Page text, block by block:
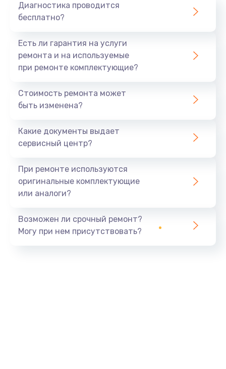
Диагностика проводится
бесплатно?
Есть ли гарантия на услуги
ремонта и на используемые
при ремонте комплектующие?
Стоимость ремонта может
быть изменена?
Какие документы выдает
сервисный центр?
При ремонте используются
оригинальные комплектующие
или аналоги?
Возможен ли срочный ремонт?
Могу при нем присутствовать?